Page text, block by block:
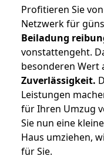
Profitieren Sie
Netzwerk für
Beiladung
vonstattengeht.
besonderen Wert
Zuverlässigkeit.
Leistungen
für Ihren Umzug
Sie nun eine
Haus umziehen,
für Sie.